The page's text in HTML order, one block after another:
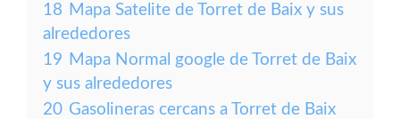
18 Mapa Satelite de Torret de Baix y sus
alrededores
19 Mapa Normal google de Torret de Baix
y sus alrededores
20 Gasolineras cercans a Torret de Baix